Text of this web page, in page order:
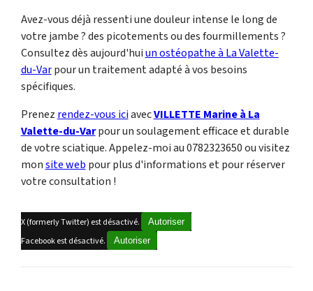
Avez-vous déjà ressenti une douleur intense le long de
votre jambe ? des picotements ou des fourmillements ?
Consultez dès aujourd'huiun ostéopathe à La Valette-
du-Varpour un traitement adapté à vos besoins
spécifiques.
Prenez rendez-vous iciavecVILLETTE Marine à La
Valette-du-Varpour un soulagement efficace et durable
de votre sciatique. Appelez-moi au 0782323650 ou visitez
monsite web pour plus d'informations et pour réserver
votre consultation !
X (formerly Twitter) est désactivé. Autoriser
Facebook est désactivé. Autoriser